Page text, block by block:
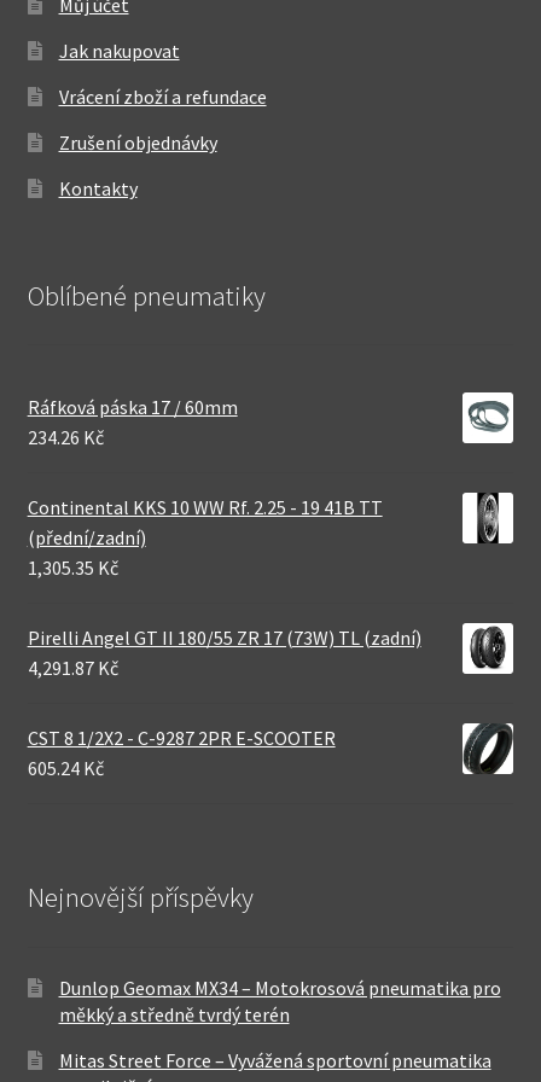
Můj účet
Jak nakupovat
Vrácení zboží a refundace
Zrušení objednávky
Kontakty
Oblíbené pneumatiky
Ráfková páska 17 / 60mm
234.26 Kč
Continental KKS 10 WW Rf. 2.25 - 19 41B TT
(přední/zadní)
1,305.35 Kč
Pirelli Angel GT II 180/55 ZR 17 (73W) TL (zadní)
4,291.87 Kč
CST 8 1/2X2 - C-9287 2PR E-SCOOTER
605.24 Kč
Nejnovější příspěvky
Dunlop Geomax MX34 – Motokrosová pneumatika pro
měkký a středně tvrdý terén
Mitas Street Force – Vyvážená sportovní pneumatika